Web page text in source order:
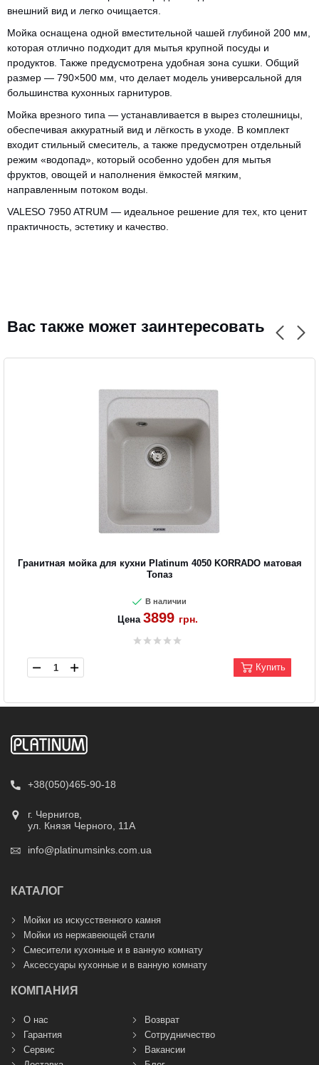
внешний вид и легко очищается.
Мойка оснащена одной вместительной чашей глубиной 200 мм,
которая отлично подходит для мытья крупной посуды и
продуктов. Также предусмотрена удобная зона сушки. Общий
размер — 790×500 мм, что делает модель универсальной для
большинства кухонных гарнитуров.
Мойка врезного типа — устанавливается в вырез столешницы,
обеспечивая аккуратный вид и лёгкость в уходе. В комплект
входит стильный смеситель, а также предусмотрен отдельный
режим «водопад», который особенно удобен для мытья
фруктов, овощей и наполнения ёмкостей мягким,
направленным потоком воды.
VALESO 7950 ATRUM — идеальное решение для тех, кто ценит
практичность, эстетику и качество.
Вас также может заинтересовать
Гранитная мойка для кухни Platinum 4050 KORRADO матовая
Топаз
В наличии
Цена 3899 грн.
Купить
+38(050)465-90-18
г. Чернигов,
ул. Князя Черного, 11А
info@platinumsinks.com.ua
КАТАЛОГ
Мойки из искусственного камня
Мойки из нержавеющей стали
Смесители кухонные и в ванную комнату
Аксессуары кухонные и в ванную комнату
КОМПАНИЯ
О нас
Гарантия
Сервис
Возврат
Сотрудничество
Вакансии
CANCEL